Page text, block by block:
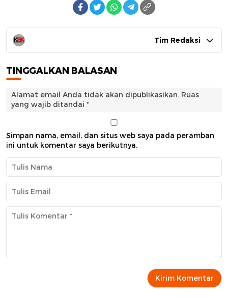
Tim Redaksi
TINGGALKAN BALASAN
Alamat email Anda tidak akan dipublikasikan. Ruas
yang wajib ditandai *
Simpan nama, email, dan situs web saya pada peramban
ini untuk komentar saya berikutnya.